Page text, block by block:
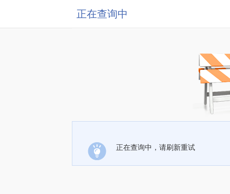
正在查询中
正在查询中，请刷新重试